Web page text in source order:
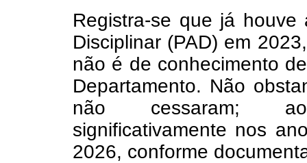
Registra-se que já houve
Disciplinar (PAD) em
não é de conhecimento
Departamento. Não
não cessaram; ao
significativamente nos
2026, conforme